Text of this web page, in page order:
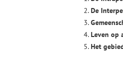
De
Leven op
Het